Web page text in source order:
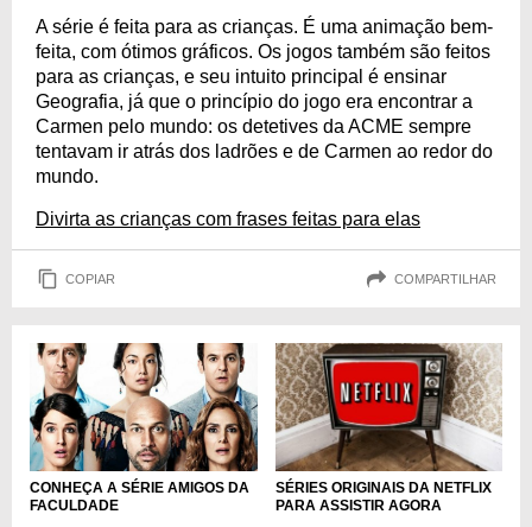
A série é feita para as crianças. É uma animação bem-
feita, com ótimos gráficos. Os jogos também são feitos
para as crianças, e seu intuito principal é ensinar
Geografia, já que o princípio do jogo era encontrar a
Carmen pelo mundo: os detetives da ACME sempre
tentavam ir atrás dos ladrões e de Carmen ao redor do
mundo.
Divirta as crianças com frases feitas para elas
COPIAR COMPARTILHAR
CONHEÇA A SÉRIE AMIGOS DA
FACULDADE
SÉRIES ORIGINAIS DA NETFLIX
PARA ASSISTIR AGORA